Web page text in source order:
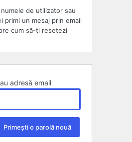
de utilizator sau
primi un mesaj prin email
cum să-ți resetezi
adresă email